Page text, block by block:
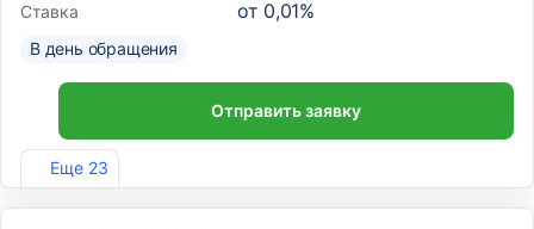
Еще 23
Ставка от 0,01%
В день обращения
Отправить заявку
Лиц. №963